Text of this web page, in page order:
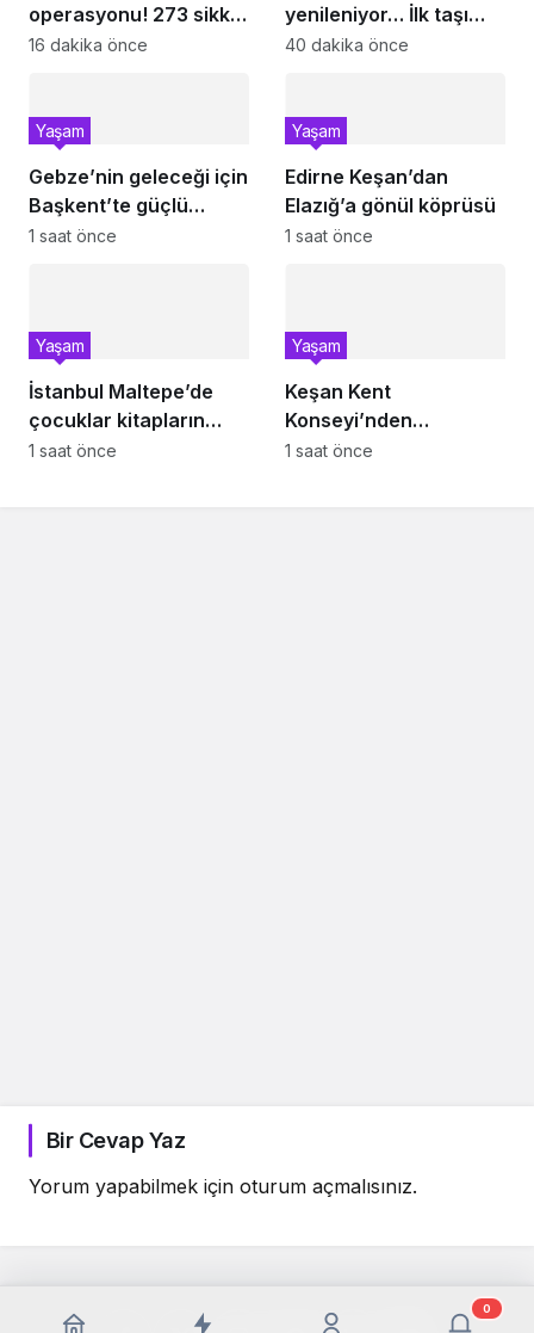
operasyonu! 273 sikke
ve 18 obje ele geçirildi
16 dakika önce
yenileniyor… İlk taşı
Nuri Aslan koydu
40 dakika önce
Gebze’nin geleceği için
Başkent’te güçlü
temaslar
Yaşam
1 saat önce
Edirne Keşan’dan
Elazığ’a gönül köprüsü
Yaşam
1 saat önce
İstanbul Maltepe’de
çocuklar kitapların
renkli dünyasında
Yaşam
1 saat önce
Keşan Kent
Konseyi’nden
muhtarlara nezaket
Yaşam
1 saat önce
Bir Cevap Yaz
Yorum yapabilmek için oturum açmalısınız.
0